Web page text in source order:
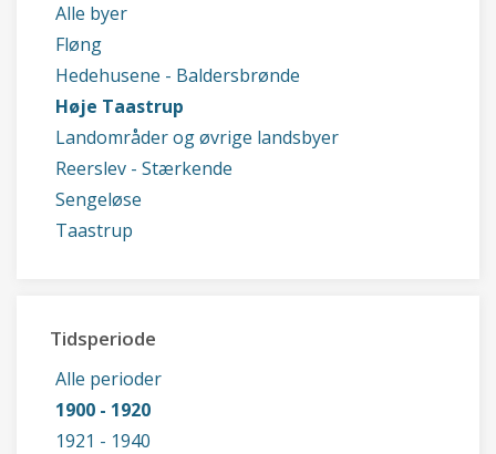
Alle byer
Fløng
Hedehusene - Baldersbrønde
Høje Taastrup
Landområder og øvrige landsbyer
Reerslev - Stærkende
Sengeløse
Taastrup
Tidsperiode
Alle perioder
1900 - 1920
1921 - 1940